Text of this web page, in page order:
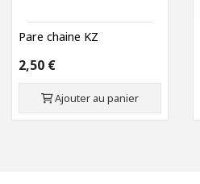
Pare chaine KZ
2,50 €
Ajouter au panier